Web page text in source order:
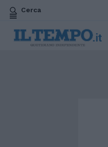
Cerca